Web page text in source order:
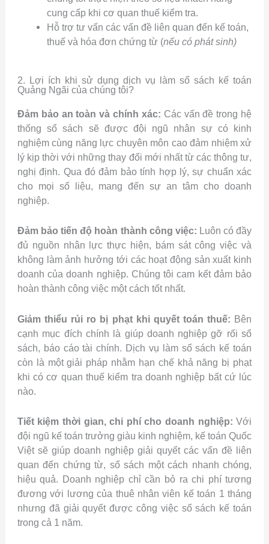
cung cấp khi cơ quan thuế kiểm tra.
Hỗ trợ tư vấn các vấn đề liên quan đến kế toán,
thuế và hóa đơn chứng từ (nếu có phát sinh)
2. Lợi ích khi sử dụng dịch vụ làm sổ sách kế toán
Quảng Ngãi của chúng tôi?
Đảm bảo an toàn và chính xác: Các vấn đề trong hệ
thống sổ sách sẽ được đội ngũ nhân sự có kinh
nghiệm cùng năng lực chuyên môn cao đảm nhiệm xử
lý kịp thời với những thay đổi mới nhất từ các thông tư,
nghị định. Qua đó đảm bảo tính hợp lý, sự chuẩn xác
cho mọi số liệu, mang đến sự an tâm cho doanh
nghiệp.
Đảm bảo tiến độ hoàn thành công việc: Luôn có đầy
đủ nguồn nhân lực thực hiện, bám sát công việc và
không làm ảnh hưởng tới các hoạt động sản xuất kinh
doanh của doanh nghiệp. Chúng tôi cam kết đảm bảo
hoàn thành công việc một cách tốt nhất.
Giảm thiểu rủi ro bị phạt khi quyết toán thuế: Bên
cạnh mục đích chính là giúp doanh nghiệp gỡ rối sổ
sách, báo cáo tài chính. Dịch vụ làm sổ sách kế toán
còn là một giải pháp nhằm hạn chế khả năng bị phạt
khi có cơ quan thuế kiểm tra doanh nghiệp bất cứ lúc
nào.
Tiết kiệm thời gian, chi phí cho doanh nghiệp: Với
đội ngũ kế toán trưởng giàu kinh nghiệm, kế toán Quốc
Việt sẽ giúp doanh nghiệp giải quyết các vấn đề liên
quan đến chứng từ, sổ sách một cách nhanh chóng,
hiệu quả. Doanh nghiệp chỉ cần bỏ ra chi phí tương
đương với lương của thuê nhân viên kế toán 1 tháng
nhưng đã giải quyết được công việc sổ sách kế toán
trong cả 1 năm.